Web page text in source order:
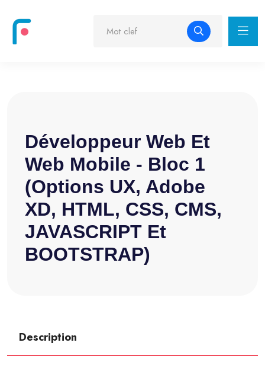
Développeur Web Et
Web Mobile - Bloc 1
(Options UX, Adobe
XD, HTML, CSS, CMS,
JAVASCRIPT Et
BOOTSTRAP)
Description